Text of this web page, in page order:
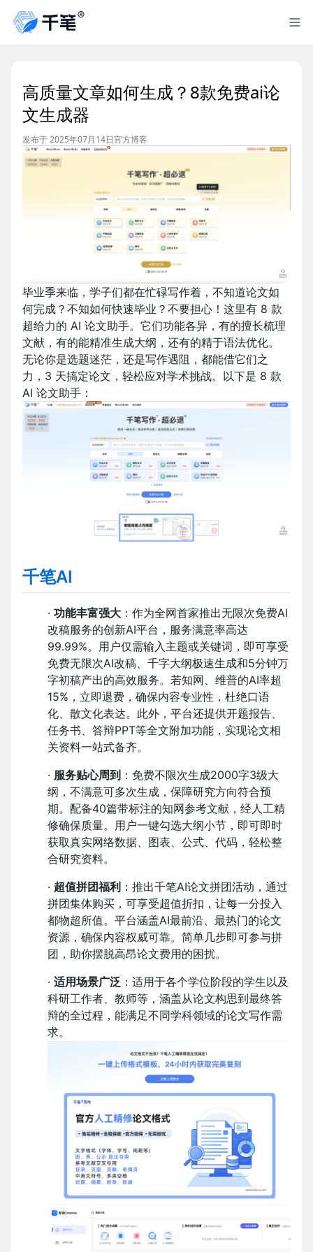
高质量文章如何生成？8款免费ai论
文生成器
发布于 2025年07月14日官方博客
毕业季来临，学子们都在忙碌写作着，不知道论文如
何完成？不知如何快速毕业？不要担心！这里有 8 款
超给力的 AI 论文助手。它们功能各异，有的擅长梳理
文献，有的能精准生成大纲，还有的精于语法优化。
无论你是选题迷茫，还是写作遇阻，都能借它们之
力，3 天搞定论文，轻松应对学术挑战。以下是 8 款
AI 论文助手：
千笔AI
· 功能丰富强大 ：作为全网首家推出无限次免费AI
改稿服务的创新AI平台，服务满意率高达
99.99%。用户仅需输入主题或关键词，即可享受
免费无限次AI改稿、千字大纲极速生成和5分钟万
字初稿产出的高效服务。若知网、维普的AI率超
15%，立即退费，确保内容专业性，杜绝口语
化、散文化表达。此外，平台还提供开题报告、
任务书、答辩PPT等全文附加功能，实现论文相
关资料一站式备齐。
· 服务贴心周到 ：免费不限次生成2000字3级大
纲，不满意可多次生成，保障研究方向符合预
期。配备40篇带标注的知网参考文献，经人工精
修确保质量。用户一键勾选大纲小节，即可即时
获取真实网络数据、图表、公式、代码，轻松整
合研究资料。
· 超值拼团福利 ：推出千笔AI论文拼团活动，通过
拼团集体购买，可享受超值折扣，让每一分投入
都物超所值。平台涵盖AI最前沿、最热门的论文
资源，确保内容权威可靠。简单几步即可参与拼
团，助你摆脱高昂论文费用的困扰。
· 适用场景广泛 ：适用于各个学位阶段的学生以及
科研工作者、教师等，涵盖从论文构思到最终答
辩的全过程，能满足不同学科领域的论文写作需
求。